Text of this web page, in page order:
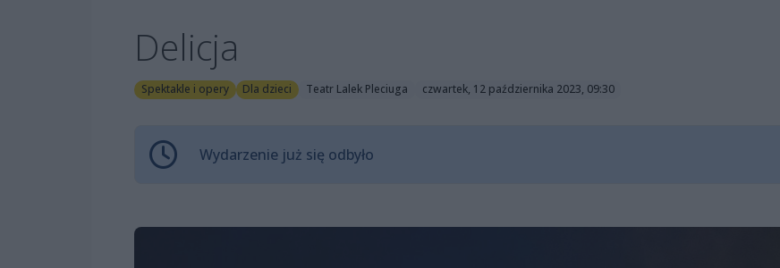
Delicja
Spektakle i opery Dla dzieci Teatr Lalek Pleciuga czwartek, 12 października 2023, 09:30
Wydarzenie już się odbyło